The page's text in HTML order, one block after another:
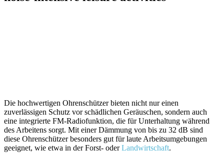
Die hochwertigen Ohrenschützer bieten nicht nur einen
zuverlässigen​ Schutz vor schädlichen Geräuschen, sondern auch
eine integrierte FM-Radiofunktion, die für Unterhaltung ‍während⁤
des Arbeitens sorgt. Mit einer Dämmung von bis zu 32 dB sind
diese Ohrenschützer besonders gut⁣ für laute Arbeitsumgebungen
geeignet, wie etwa in der Forst- oderLandwirtschaft.